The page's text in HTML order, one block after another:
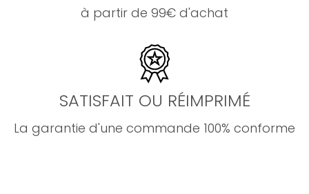
à partir de 99€ d'achat
SATISFAIT OU RÉIMPRIMÉ
La garantie d'une commande 100% conforme